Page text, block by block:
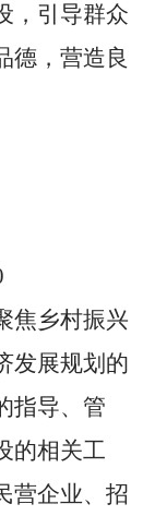
，引导群众
德，营造良
焦乡村振兴
发展规划的
指导、管
的相关工
营企业、招